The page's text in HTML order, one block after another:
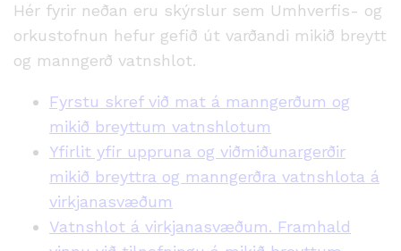
Hér fyrir neðan eru skýrslur sem Umhverfis- og
orkustofnun hefur gefið út varðandi mikið breytt
og manngerð vatnshlot.
Fyrstu skref við mat á manngerðum og
mikið breyttum vatnshlotum
Yfirlit yfir uppruna og viðmiðunargerðir
mikið breyttra og manngerðra vatnshlota á
virkjanasvæðum
Vatnshlot á virkjanasvæðum. Framhald